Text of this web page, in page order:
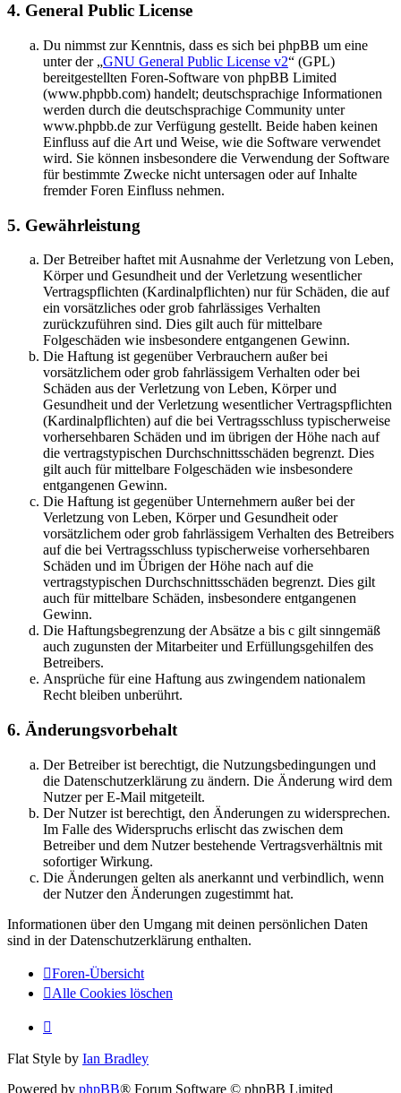
4. General Public License
Du nimmst zur Kenntnis, dass es sich bei phpBB um eine
unter der „GNU General Public License v2“ (GPL)
bereitgestellten Foren-Software von phpBB Limited
(www.phpbb.com) handelt; deutschsprachige Informationen
werden durch die deutschsprachige Community unter
www.phpbb.de zur Verfügung gestellt. Beide haben keinen
Einfluss auf die Art und Weise, wie die Software verwendet
wird. Sie können insbesondere die Verwendung der Software
für bestimmte Zwecke nicht untersagen oder auf Inhalte
fremder Foren Einfluss nehmen.
5. Gewährleistung
Der Betreiber haftet mit Ausnahme der Verletzung von Leben,
Körper und Gesundheit und der Verletzung wesentlicher
Vertragspflichten (Kardinalpflichten) nur für Schäden, die auf
ein vorsätzliches oder grob fahrlässiges Verhalten
zurückzuführen sind. Dies gilt auch für mittelbare
Folgeschäden wie insbesondere entgangenen Gewinn.
Die Haftung ist gegenüber Verbrauchern außer bei
vorsätzlichem oder grob fahrlässigem Verhalten oder bei
Schäden aus der Verletzung von Leben, Körper und
Gesundheit und der Verletzung wesentlicher Vertragspflichten
(Kardinalpflichten) auf die bei Vertragsschluss typischerweise
vorhersehbaren Schäden und im übrigen der Höhe nach auf
die vertragstypischen Durchschnittsschäden begrenzt. Dies
gilt auch für mittelbare Folgeschäden wie insbesondere
entgangenen Gewinn.
Die Haftung ist gegenüber Unternehmern außer bei der
Verletzung von Leben, Körper und Gesundheit oder
vorsätzlichem oder grob fahrlässigem Verhalten des Betreibers
auf die bei Vertragsschluss typischerweise vorhersehbaren
Schäden und im Übrigen der Höhe nach auf die
vertragstypischen Durchschnittsschäden begrenzt. Dies gilt
auch für mittelbare Schäden, insbesondere entgangenen
Gewinn.
Die Haftungsbegrenzung der Absätze a bis c gilt sinngemäß
auch zugunsten der Mitarbeiter und Erfüllungsgehilfen des
Betreibers.
Ansprüche für eine Haftung aus zwingendem nationalem
Recht bleiben unberührt.
6. Änderungsvorbehalt
Der Betreiber ist berechtigt, die Nutzungsbedingungen und
die Datenschutzerklärung zu ändern. Die Änderung wird dem
Nutzer per E-Mail mitgeteilt.
Der Nutzer ist berechtigt, den Änderungen zu widersprechen.
Im Falle des Widerspruchs erlischt das zwischen dem
Betreiber und dem Nutzer bestehende Vertragsverhältnis mit
sofortiger Wirkung.
Die Änderungen gelten als anerkannt und verbindlich, wenn
der Nutzer den Änderungen zugestimmt hat.
Informationen über den Umgang mit deinen persönlichen Daten
sind in der Datenschutzerklärung enthalten.
Foren-Übersicht
Alle Cookies löschen
Flat Style by Ian Bradley
Powered by phpBB® Forum Software © phpBB Limited